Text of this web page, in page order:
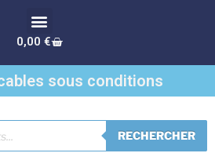
0,00 €
sous conditions
RECHERCHER